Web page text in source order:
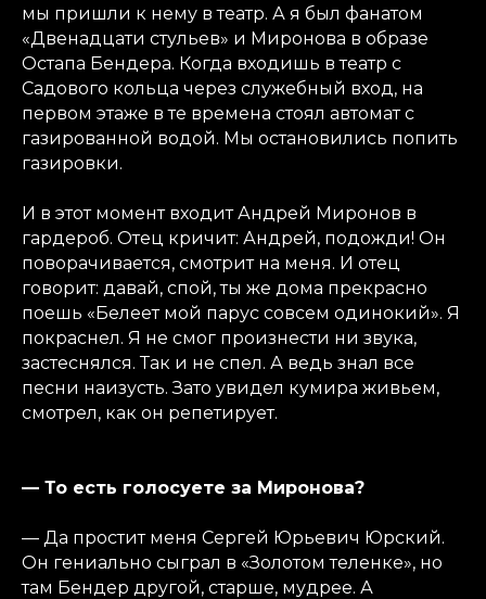
мы пришли к нему в театр. А я был фанатом
«Двенадцати стульев» и Миронова в образе
Остапа Бендера. Когда входишь в театр с
Садового кольца через служебный вход, на
первом этаже в те времена стоял автомат с
газированной водой. Мы остановились попить
газировки.
И в этот момент входит Андрей Миронов в
гардероб. Отец кричит: Андрей, подожди! Он
поворачивается, смотрит на меня. И отец
говорит: давай, спой, ты же дома прекрасно
поешь «Белеет мой парус совсем одинокий». Я
покраснел. Я не смог произнести ни звука,
застеснялся. Так и не спел. А ведь знал все
песни наизусть. Зато увидел кумира живьем,
смотрел, как он репетирует.
— То есть голосуете за Миронова?
— Да простит меня Сергей Юрьевич Юрский.
Он гениально сыграл в «Золотом теленке», но
там Бендер другой, старше, мудрее. А